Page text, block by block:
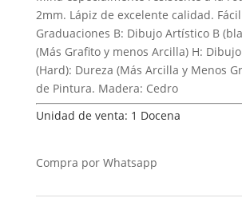
2mm. Lápiz de excelente calidad.
Graduaciones B: Dibujo Artístico B
(Más Grafito y menos Arcilla) H:
(Hard): Dureza (Más Arcilla y Menos
de Pintura. Madera: Cedro
Unidad de venta: 1 Docena
Compra por Whatsapp